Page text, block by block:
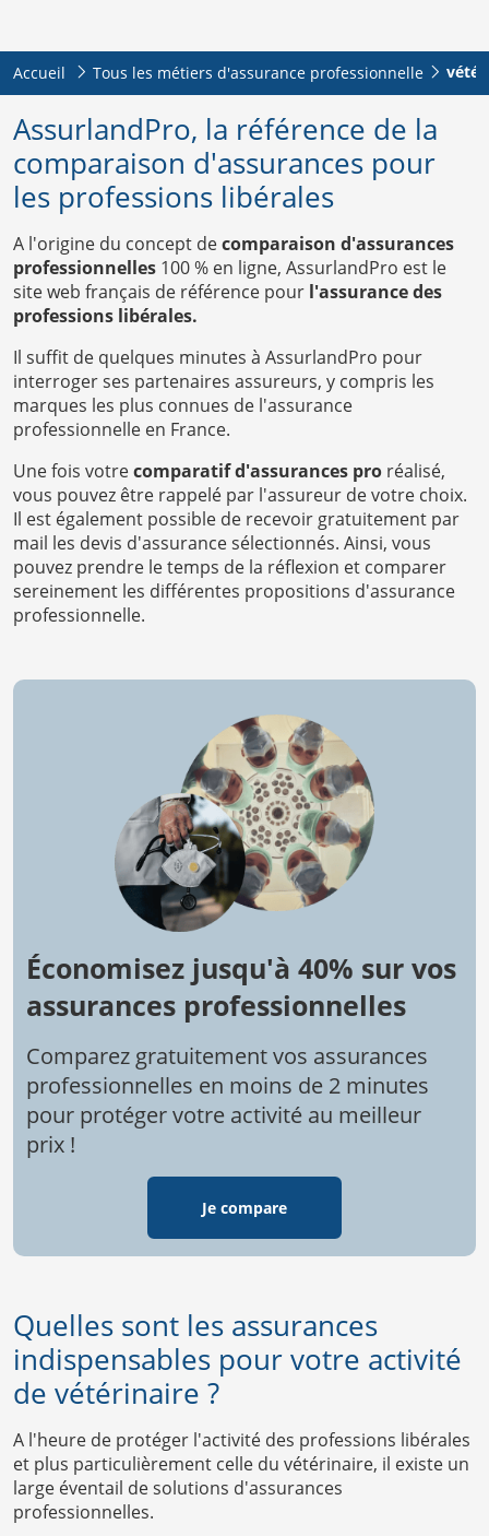
Accueil Tous les métiers d'assurance professionnelle
AssurlandPro, la référence de la
comparaison d'assurances pour
les professions libérales
A l'origine du concept decomparaison d'assurances
professionnelles 100 % en ligne, AssurlandPro est le
site web français de référence pour l'assurance des
professions libérales.
Il suffit de quelques minutes à AssurlandPro pour
interroger ses partenaires assureurs, y compris les
marques les plus connues de l'assurance
professionnelle en France.
Une fois votrecomparatif d'assurances pro réalisé,
vous pouvez être rappelé par l'assureur de votre choix.
Il est également possible de recevoir gratuitement par
mail les devis d'assurance sélectionnés. Ainsi, vous
pouvez prendre le temps de la réflexion et comparer
sereinement les différentes propositions d'assurance
professionnelle.
Économisez jusqu'à 40% sur vos
assurances professionnelles
Comparez gratuitement vos assurances
professionnelles en moins de 2 minutes
pour protéger votre activité au meilleur
prix !
Je compare
Quelles sont les assurances
indispensables pour votre activité
de vétérinaire ?
A l'heure de protéger l'activité des professions libérales
et plus particulièrement celle du vétérinaire, il existe un
large éventail de solutions d'assurances
professionnelles.